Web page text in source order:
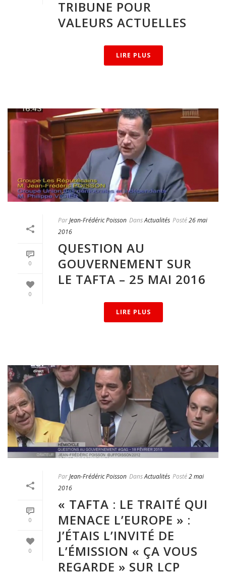
TRIBUNE POUR
VALEURS ACTUELLES
LIRE PLUS
0
0
ParJean-Frédéric Poisson DansActualités Posté26 mai
2016
QUESTION AU
GOUVERNEMENT SUR
LE TAFTA – 25 MAI 2016
LIRE PLUS
0
0
ParJean-Frédéric Poisson DansActualités Posté2 mai
2016
« TAFTA : LE TRAITÉ QUI
MENACE L’EUROPE » :
J’ÉTAIS L’INVITÉ DE
L’ÉMISSION « ÇA VOUS
REGARDE » SUR LCP